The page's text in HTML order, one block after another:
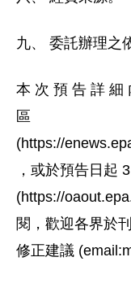
九、 委託辦理之
本 次 預 告 詳 細
區
(https://
，或於預告日起
(https://
閱，歡迎各界於
修正建議 (email: